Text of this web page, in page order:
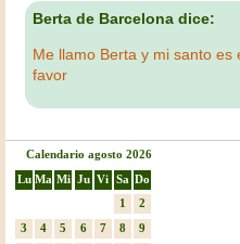
Berta de Barcelona dice:
Me llamo Berta y mi santo
favor
Calendario agosto 2026
Lu Ma Mi Ju Vi Sa Do
1
2
3
4 5 6 7 8
9